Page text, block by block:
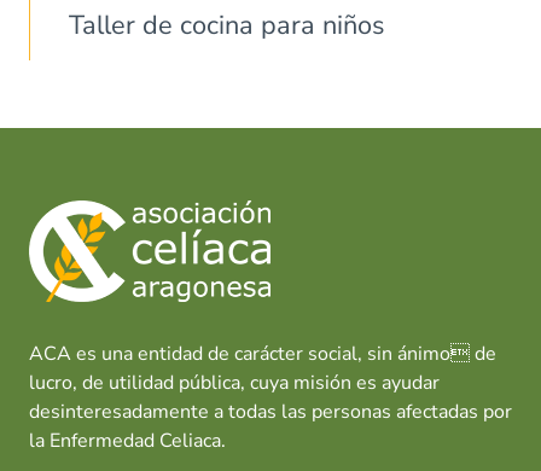
Taller de cocina para niños
ACA es una entidad de carácter social, sin ánimo de
lucro, de utilidad pública, cuya misión es ayudar
desinteresadamente a todas las personas afectadas por
la Enfermedad Celiaca.